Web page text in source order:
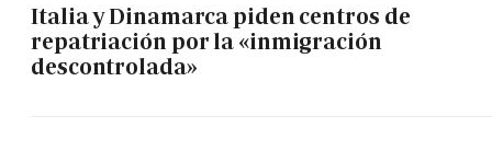
Italia y Dinamarca piden centros de
repatriación por la «inmigración
descontrolada»